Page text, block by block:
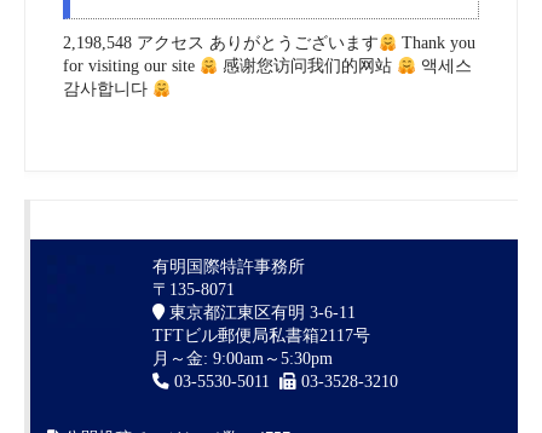
2,198,548 アクセス ありがとうございます
Thank you
for visiting our site
感谢您访问我们的网站
액세스
감사합니다
有明国際特許事務所
〒135-8071
東京都江東区有明 3-6-11
TFTビル郵便局私書箱2117号
月～金: 9:00am～5:30pm
03-5530-5011
03-3528-3210